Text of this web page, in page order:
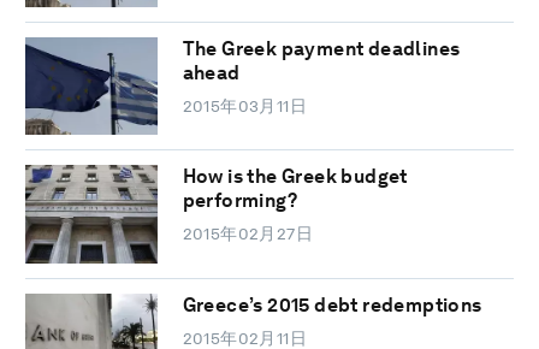
The Greek payment deadlines
ahead
2015年03月11日
How is the Greek budget
performing?
2015年02月27日
Greece’s 2015 debt redemptions
2015年02月11日